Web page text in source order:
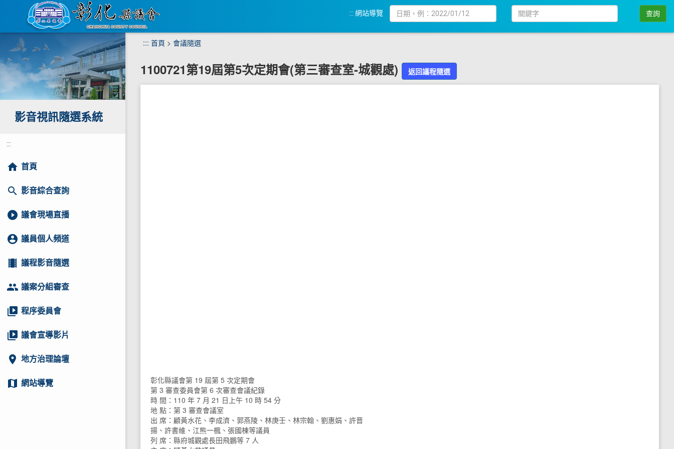
主
要
容
區
::: 網站導覽
期
鍵
查詢
影音視訊隨選系統
:::
home 首頁
search 影音綜合查詢
play_circle_filled 議會現場直播
account_circle 議員個人頻道
local_movies 議程影音隨選
group 議案分組審查
video_library 程序委員會
video_library 議會宣導影片
location_on 地方治理論壇
map 網站導覽
::: 首頁 > 會議隨選
1100721第19屆第5次定期會(第三審查室-城觀處) 返回議程隨選
彰化縣議會第 19 屆第 5 次定期會
第 3 審查委員會第 6 次審查會議紀錄
時 間：110 年 7 月 21 日上午 10 時 54 分
地 點：第 3 審查會議室
出 席：顧黃水花、李成濟、郭燕陵、林庚壬、林宗翰、劉惠娟、許晋
揚、許書維、江熊一楓、張國棟等議員
列 席：縣府城觀處長田飛鵬等 7 人